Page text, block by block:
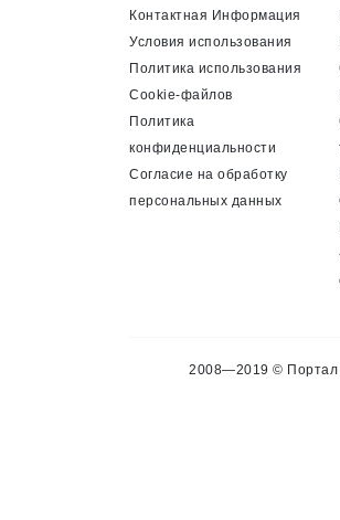
Контактная Информация
Условия использования
Политика использования
Cookie-файлов
Политика
конфиденциальности
Согласие на обработку
персональных данных
2008—2019 © Портал